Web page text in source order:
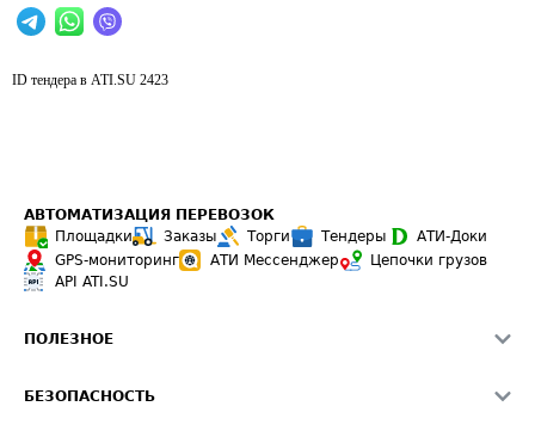
ID тендера в ATI.SU 2423
АВТОМАТИЗАЦИЯ ПЕРЕВОЗОК
Площадки
Заказы Торги Тендеры
АТИ-Доки
GPS-мониторинг
АТИ Мессенджер
Цепочки грузов
API ATI.SU
ПОЛЕЗНОЕ
БЕЗОПАСНОСТЬ